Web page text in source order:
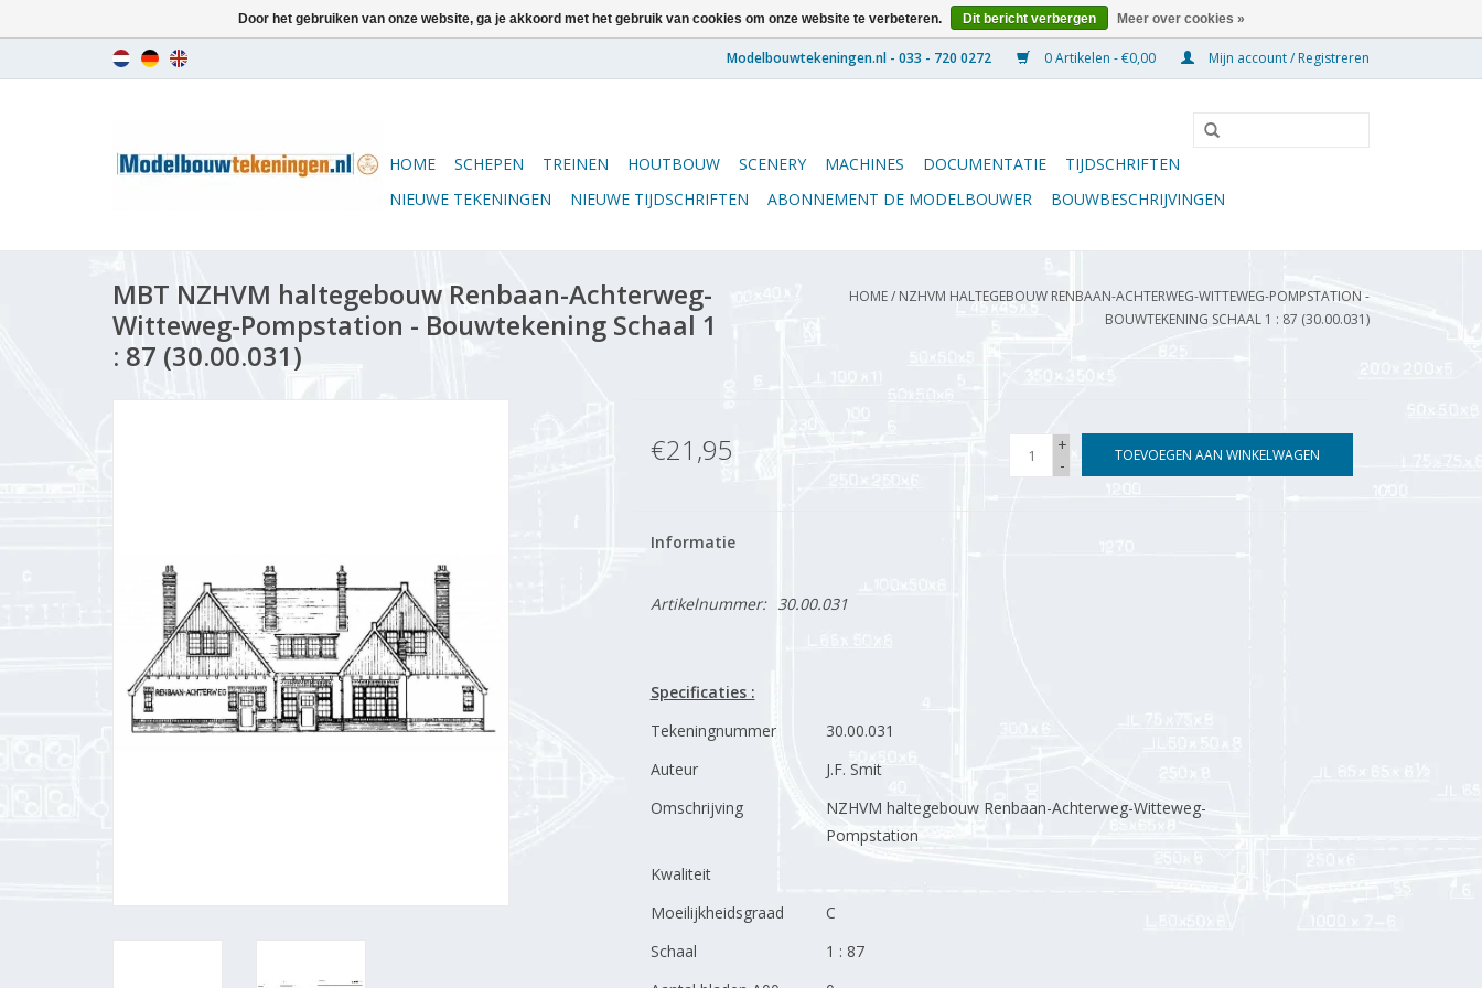
0 Artikelen - €0,00 Mijn account / Registreren
HOME SCHEPEN TREINEN HOUTBOUW SCENERY MACHINES DOCUMENTATIE
TIJDSCHRIFTEN
NIEUWE TEKENINGEN
NIEUWE TIJDSCHRIFTEN ABONNEMENT DE MODELBOUWER BOUWBESCHRIJVINGEN
MBT NZHVM haltegebouw Renbaan-Achterweg-
Witteweg-Pompstation - Bouwtekening Schaal 1
: 87 (30.00.031)
HOME/ NZHVM HALTEGEBOUW RENBAAN-ACHTERWEG-WITTEWEG-POMPSTATION -
BOUWTEKENING SCHAAL 1 : 87 (30.00.031)
€21,95
+
-
TOEVOEGEN AAN WINKELWAGEN
Informatie
Artikelnummer: 30.00.031
Specificaties :
Tekeningnummer
30.00.031
Auteur
J.F. Smit
Omschrijving
NZHVM haltegebouw Renbaan-Achterweg-Witteweg-
Pompstation
Kwaliteit
Moeilijkheidsgraad
C
Schaal
1 : 87
Door het gebruiken van onze website, ga je akkoord met het gebruik van cookies om onze website te verbeteren. Dit bericht verbergen Meer over cookies »